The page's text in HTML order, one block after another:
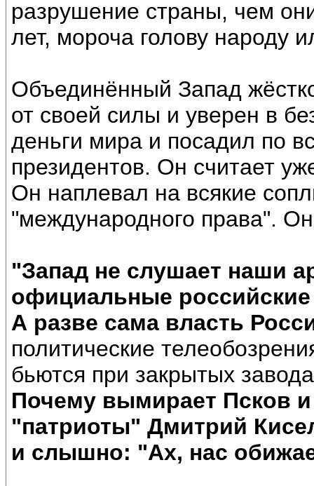
разрушение страны, чем
лет, мороча голову народу
Объединённый Запад
от своей силы и уверен в
деньги мира и посадил по
президентов. Он считает
Он наплевал на всякие
"международного права". Он
"Запад не слушает наши
официальные
А разве сама власть
политические
бьются при закрытых
Почему вымирает Псков и
"патриоты" Дмитрий
и слышно: "Ах, нас